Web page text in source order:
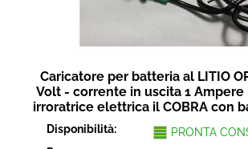
Caricatore per batteria al LITIO
Volt - corrente in uscita 1
irroratrice elettrica il COBRA con
Disponibilità:
PRONTA